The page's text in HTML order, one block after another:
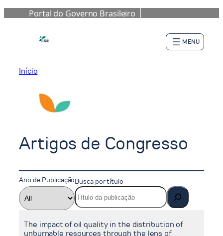
Portal do Governo Brasileiro
Início
Artigos de Congresso
Ano de PublicaçãoBusca por título
The impact of oil quality in the distribution of
unburnable resources through the lens of